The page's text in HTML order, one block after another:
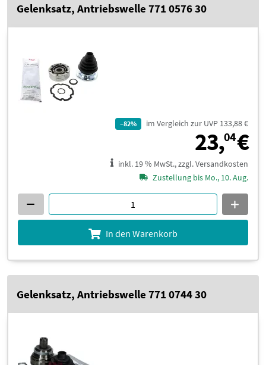
Gelenksatz, Antriebswelle 771 0576 30
–82% im Vergleich zur UVP 133,88 €
23,04€
inkl. 19 % MwSt., zzgl. Versandkosten
Zustellung bis Mo., 10. Aug.
In den Warenkorb
Gelenksatz, Antriebswelle 771 0744 30